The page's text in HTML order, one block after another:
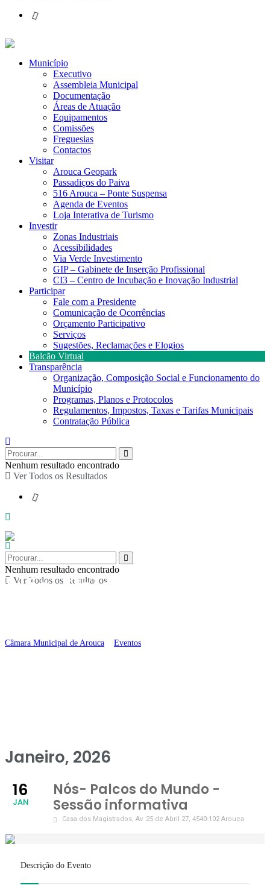
Município
Executivo
Assembleia Municipal
Documentação
Áreas de Atuação
Equipamentos
Comissões
Freguesias
Contactos
Visitar
Arouca Geopark
Passadiços do Paiva
516 Arouca – Ponte Suspensa
Agenda de Eventos
Loja Interativa de Turismo
Investir
Zonas Industriais
Acessibilidades
Via Verde Investimento
GIP – Gabinete de Inserção Profissional
CI3 – Centro de Incubação e Inovação Industrial
Participar
Fale com a Presidente
Comunicação de Ocorrências
Orçamento Participativo
Serviços
Sugestões, Reclamações e Elogios
Balcão Virtual
Transparência
Organização, Composição Social e Funcionamento do
Município
Programas, Planos e Protocolos
Regulamentos, Impostos, Taxas e Tarifas Municipais
Contratação Pública
Nenhum resultado encontrado
Ver Todos os Resultados
Nenhum resultado encontrado
Ver Todos os Resultados
Nós- Palcos do Mundo
Câmara Municipal de Arouca Eventos
Janeiro, 2026
16
JAN
Nós- Palcos do Mundo -
Sessão informativa
Casa dos Magistrados, Av. 25 de Abril 27, 4540-102 Arouca
Descrição do Evento